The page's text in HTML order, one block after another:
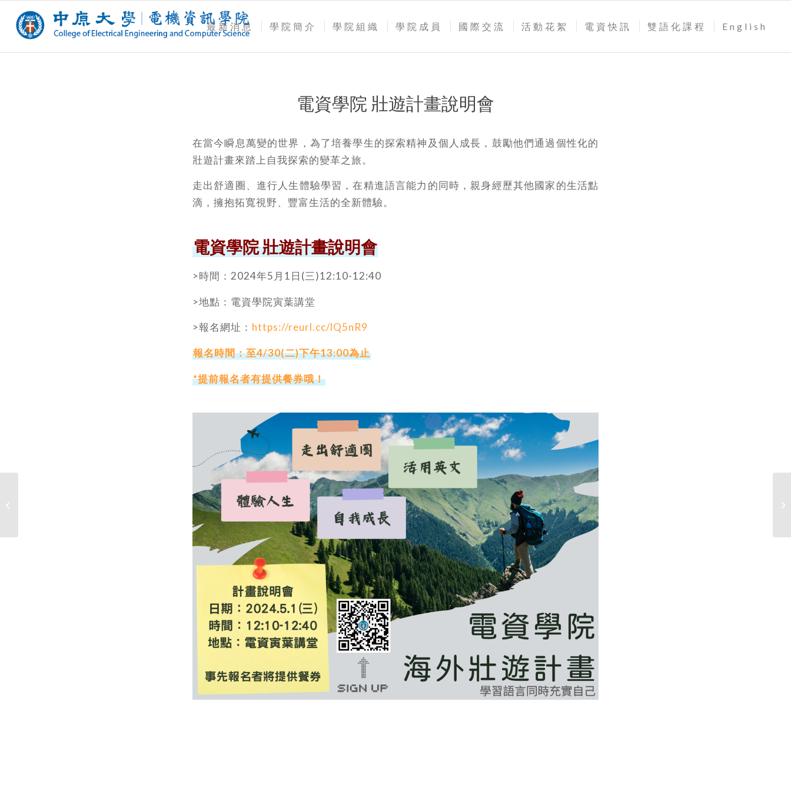
最新消息 學院簡介 學院組織 學院成員 國際交流 活動花絮 電資快訊 雙語化課程 English
電資學院 壯遊計畫說明會
在當今瞬息萬變的世界，為了培養學生的探索精神及個人成長，鼓勵他們通過個性化的
壯遊計畫來踏上自我探索的變革之旅。
走出舒適圈、進行人生體驗學習，在精進語言能力的同時，親身經歷其他國家的生活點
滴，擁抱拓寬視野、豐富生活的全新體驗。
電資學院 壯遊計畫說明會
>時間：2024年5月1日(三)12:10-12:40
>地點：電資學院寅葉講堂
>報名網址： https://reurl.cc/lQ5nR9
報名時間：至4/30(二)下午13:00為止
*提前報名者有提供餐券哦！